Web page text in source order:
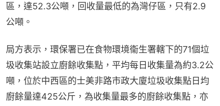
區，達52.3公噸，回收量最低的為灣仔區，只有2.9
公噸。
局方表示，環保署已在食物環境衞生署轄下的71個垃
圾收集站設立廚餘收集點，平均每日收集量為約3.2公
噸，位於中西區的士美非路市政大廈垃圾收集點日均
廚餘量達425公斤，為收集量最多的廚餘收集點，亦